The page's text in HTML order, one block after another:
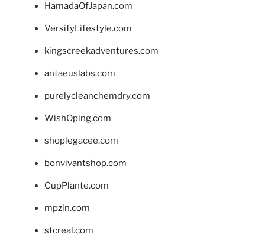
HamadaOfJapan.com
VersifyLifestyle.com
kingscreekadventures.com
antaeuslabs.com
purelycleanchemdry.com
WishOping.com
shoplegacee.com
bonvivantshop.com
CupPlante.com
mpzin.com
stcreal.com